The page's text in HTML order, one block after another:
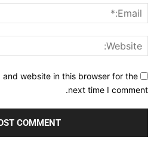
and website in this browser for the
next time I comment.